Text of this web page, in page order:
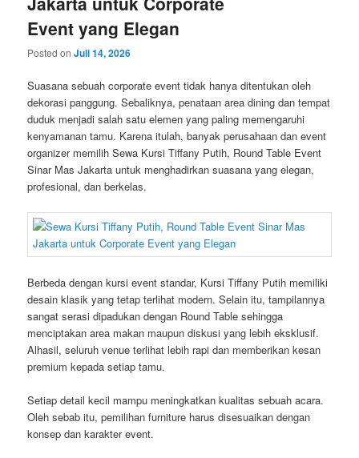
Event yang Elegan
Posted onJuli 14, 2026
Suasana sebuah corporate event tidak hanya ditentukan oleh
dekorasi panggung. Sebaliknya, penataan area dining dan tempat
duduk menjadi salah satu elemen yang paling memengaruhi
kenyamanan tamu. Karena itulah, banyak perusahaan dan event
organizer memilih Sewa Kursi Tiffany Putih, Round Table Event
Sinar Mas Jakarta untuk menghadirkan suasana yang elegan,
profesional, dan berkelas.
Berbeda dengan kursi event standar, Kursi Tiffany Putih memiliki
desain klasik yang tetap terlihat modern. Selain itu, tampilannya
sangat serasi dipadukan dengan Round Table sehingga
menciptakan area makan maupun diskusi yang lebih eksklusif.
Alhasil, seluruh venue terlihat lebih rapi dan memberikan kesan
premium kepada setiap tamu.
Setiap detail kecil mampu meningkatkan kualitas sebuah acara.
Oleh sebab itu, pemilihan furniture harus disesuaikan dengan
konsep dan karakter event.